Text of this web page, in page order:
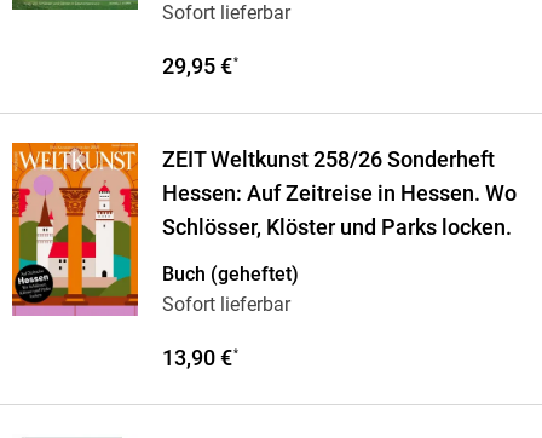
Sofort lieferbar
29,95 €*
ZEIT Weltkunst 258/26 Sonderheft
Hessen: Auf Zeitreise in Hessen. Wo
Schlösser, Klöster und Parks locken.
Buch (geheftet)
Sofort lieferbar
13,90 €*